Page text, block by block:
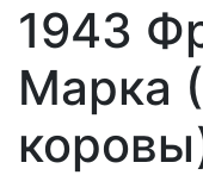
1943
Марка